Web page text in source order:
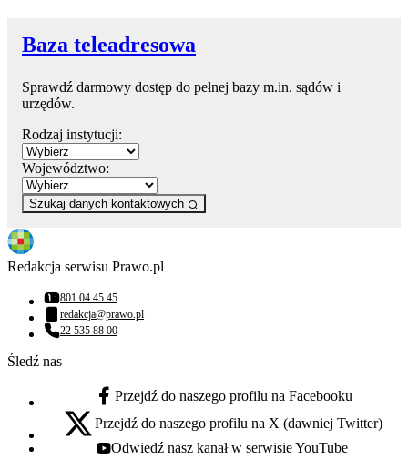
Baza teleadresowa
Sprawdź darmowy dostęp do pełnej bazy m.in. sądów i
urzędów.
Rodzaj instytucji:
Województwo:
Szukaj danych kontaktowych
Redakcja serwisu Prawo.pl
Numer telefonu:
801 04 45 45
Adres email:
redakcja@prawo.pl
Numer telefonu:
22 535 88 00
Śledź nas
facebook - otwiera się w nowej karcie
Przejdź do naszego profilu na Facebooku
x - otwiera się w nowej karcie
Przejdź do naszego profilu na X (dawniej Twitter)
youtube - otwiera się w nowej karcie
Odwiedź nasz kanał w serwisie YouTube